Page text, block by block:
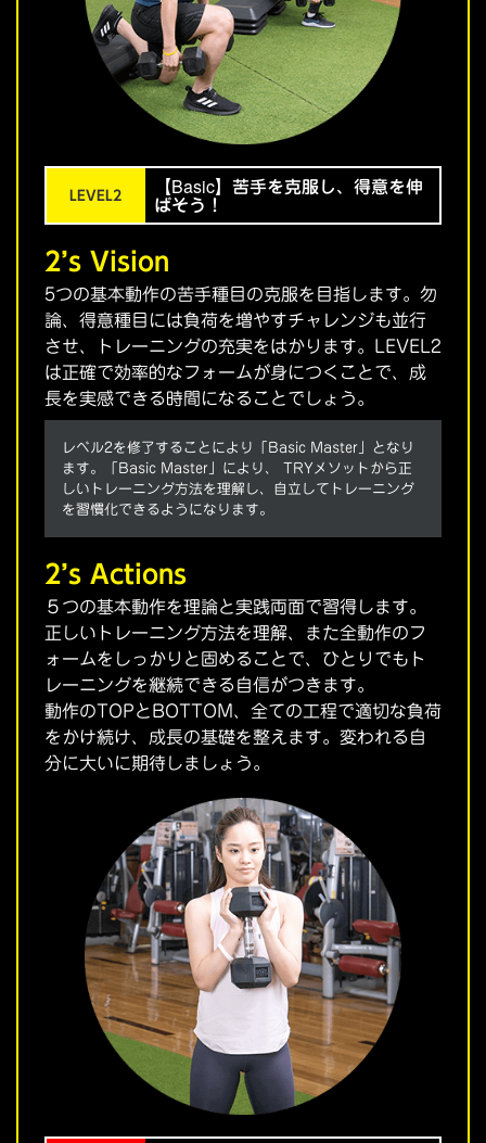
LEVEL2 【Basic】苦手を克服し、得意を伸
ばそう！
2’s Vision
5つの基本動作の苦手種目の克服を目指します。勿
論、得意種目には負荷を増やすチャレンジも並行
させ、トレーニングの充実をはかります。LEVEL2
は正確で効率的なフォームが身につくことで、成
長を実感できる時間になることでしょう。
レベル2を修了することにより「Basic Master」となり
ます。「Basic Master」により、 TRYメソットから正
しいトレーニング方法を理解し、自立してトレーニング
を習慣化できるようになります。
2’s Actions
５つの基本動作を理論と実践両面で習得します。
正しいトレーニング方法を理解、また全動作のフ
ォームをしっかりと固めることで、ひとりでもト
レーニングを継続できる自信がつきます。
動作のTOPとBOTTOM、全ての工程で適切な負荷
をかけ続け、成長の基礎を整えます。変われる自
分に大いに期待しましょう。